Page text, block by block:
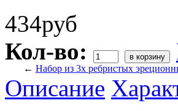
434руб
Кол-во:
← Набор из 3х ребристых
Описание